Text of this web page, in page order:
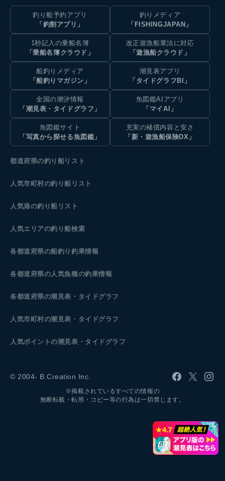
釣り船予約アプリ
「釣割アプリ」
釣りメディア
「FISHINGJAPAN」
1秒記入の乗船名簿
「乗船名簿クラウド」
改正遊漁船業法に対応
「遊漁船クラウド」
船釣りメディア
「船釣りマガジン」
潮見表アプリ
「タイドグラフBI」
全国の潮汐情報
「潮見表・タイドグラフ」
魚図鑑AIアプリ
「マイAI」
魚図鑑サイト
「写真から探せる魚図鑑」
充実の補償内容と安さ
「新・遊漁船保険DX」
都道府県の釣り船リスト
人気市町村の釣り船リスト
人気港の釣り船リスト
人気エリアの釣り船検索
各都道府県の船釣り釣果情報
各都道府県の人気魚種の釣果情報
各都道府県の潮見表 ・タイドグラフ
人気市町村の潮見表・タイドグラフ
人気ポイントの潮見表・タイドグラフ
© 2004- B.Creation Inc.
※掲載されているすべての情報の
無断転載・転用・コピー等の行為は一切禁じます。